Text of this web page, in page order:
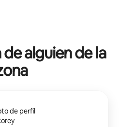
alguien de la